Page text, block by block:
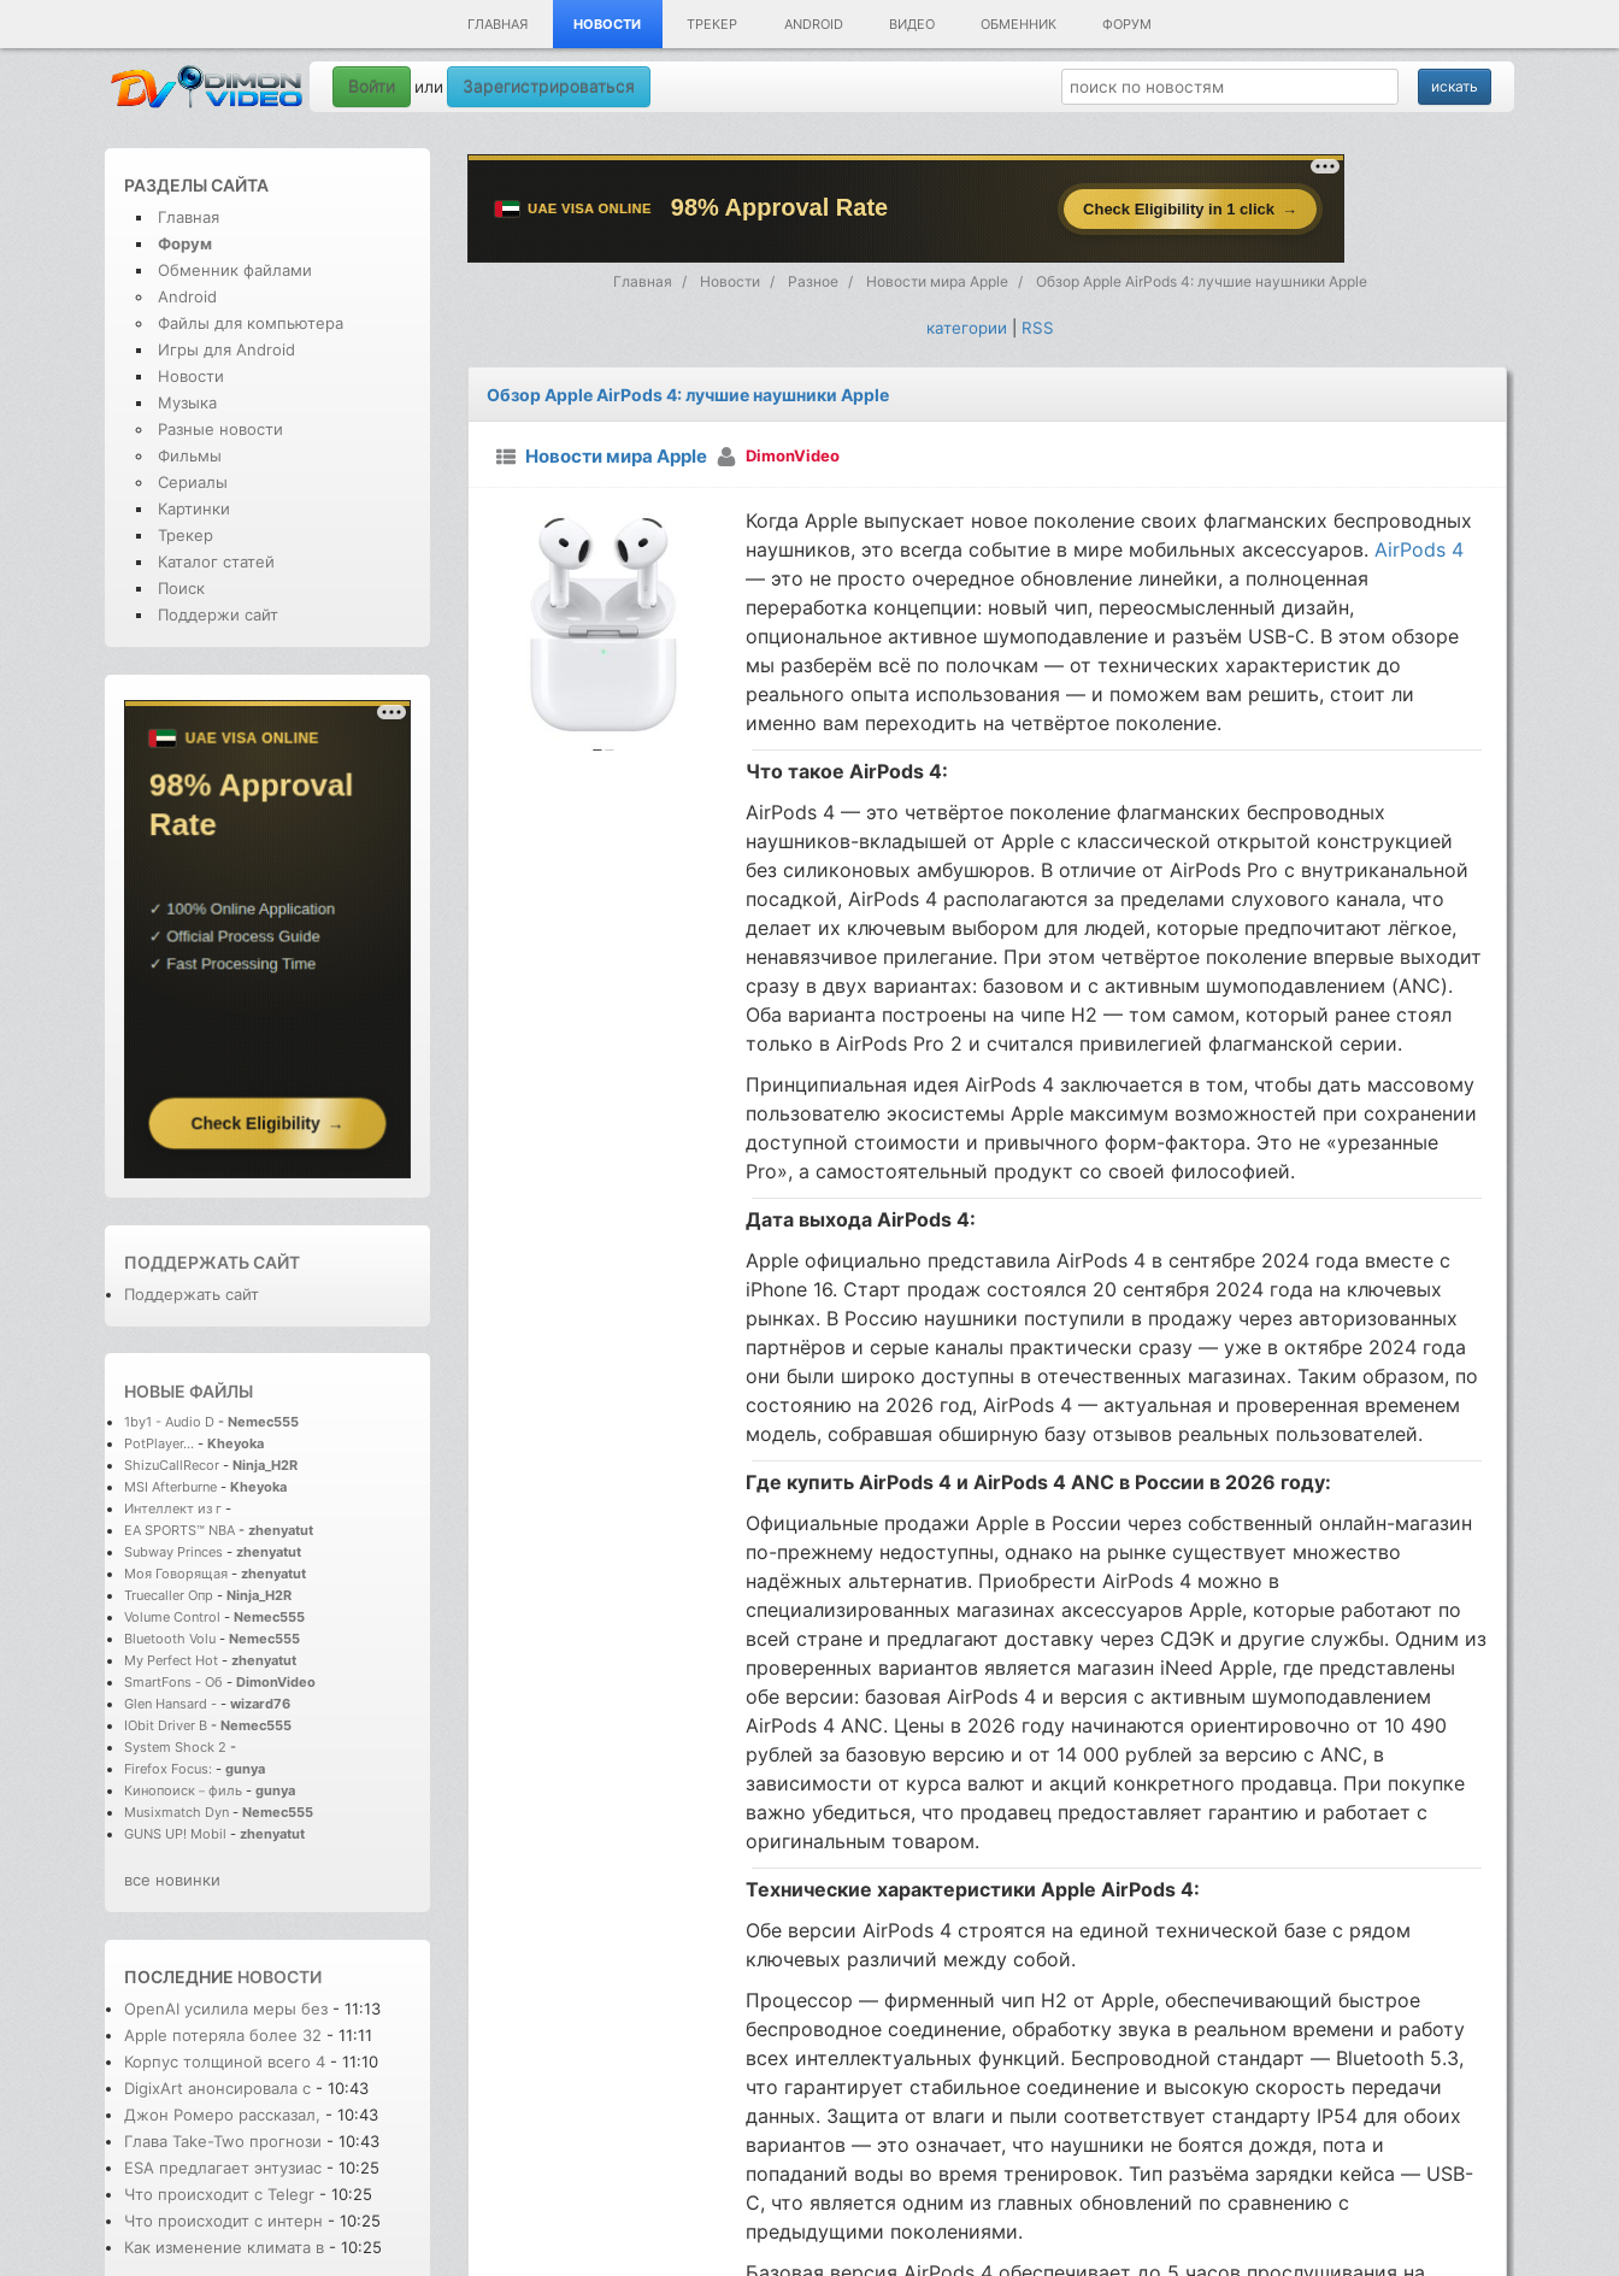
ГЛАВНАЯ НОВОСТИ ТРЕКЕР ANDROID ВИДЕО ОБМЕННИК ФОРУМ
Войти или Зарегистрироваться
РАЗДЕЛЫ САЙТА
Главная
Форум
Обменник файлами
Android
Файлы для компьютера
Игры для Android
Новости
Музыка
Разные новости
Фильмы
Сериалы
Картинки
Трекер
Каталог статей
Поиск
Поддержи сайт
ПОДДЕРЖАТЬ САЙТ
Поддержать сайт
НОВЫЕ ФАЙЛЫ
1by1 - Audio D - Nemec555
PotPlayer... - Kheyoka
ShizuCallRecor - Ninja_H2R
MSI Afterburne - Kheyoka
Интеллект из г -
EA SPORTS™ NBA - zhenyatut
Subway Princes - zhenyatut
Моя Говорящая - zhenyatut
Truecaller Опр - Ninja_H2R
Volume Control - Nemec555
Bluetooth Volu - Nemec555
My Perfect Hot - zhenyatut
SmartFons - Об - DimonVideo
Glen Hansard - - wizard76
IObit Driver B - Nemec555
System Shock 2 -
Firefox Focus: - gunya
Кинопоиск－филь - gunya
Musixmatch Dyn - Nemec555
GUNS UP! Mobil - zhenyatut
все новинки
ПОСЛЕДНИЕ НОВОСТИ
OpenAI усилила меры без - 11:13
Apple потеряла более 32 - 11:11
Корпус толщиной всего 4 - 11:10
DigixArt анонсировала с - 10:43
Джон Ромеро рассказал, - 10:43
Глава Take-Two прогнози - 10:43
ESA предлагает энтузиас - 10:25
Что происходит с Telegr - 10:25
Что происходит с интерн - 10:25
Как изменение климата в - 10:25
Главная Новости Разное Новости мира Apple Обзор Apple AirPods 4: лучшие наушники Apple
категории RSS
Обзор Apple AirPods 4: лучшие наушники Apple
Новости мира Apple DimonVideo
Когда Apple выпускает новое поколение своих флагманских беспроводных
наушников, это всегда событие в мире мобильных аксессуаров. AirPods 4
— это не просто очередное обновление линейки, а полноценная
переработка концепции: новый чип, переосмысленный дизайн,
опциональное активное шумоподавление и разъём USB-C. В этом обзоре
мы разберём всё по полочкам — от технических характеристик до
реального опыта использования — и поможем вам решить, стоит ли
именно вам переходить на четвёртое поколение.
Что такое AirPods 4:
AirPods 4 — это четвёртое поколение флагманских беспроводных
наушников-вкладышей от Apple с классической открытой конструкцией
без силиконовых амбушюров. В отличие от AirPods Pro с внутриканальной
посадкой, AirPods 4 располагаются за пределами слухового канала, что
делает их ключевым выбором для людей, которые предпочитают лёгкое,
ненавязчивое прилегание. При этом четвёртое поколение впервые выходит
сразу в двух вариантах: базовом и с активным шумоподавлением (ANC).
Оба варианта построены на чипе H2 — том самом, который ранее стоял
только в AirPods Pro 2 и считался привилегией флагманской серии.
Принципиальная идея AirPods 4 заключается в том, чтобы дать массовому
пользователю экосистемы Apple максимум возможностей при сохранении
доступной стоимости и привычного форм-фактора. Это не «урезанные
Pro», а самостоятельный продукт со своей философией.
Дата выхода AirPods 4:
Apple официально представила AirPods 4 в сентябре 2024 года вместе с
iPhone 16. Старт продаж состоялся 20 сентября 2024 года на ключевых
рынках. В Россию наушники поступили в продажу через авторизованных
партнёров и серые каналы практически сразу — уже в октябре 2024 года
они были широко доступны в отечественных магазинах. Таким образом, по
состоянию на 2026 год, AirPods 4 — актуальная и проверенная временем
модель, собравшая обширную базу отзывов реальных пользователей.
Где купить AirPods 4 и AirPods 4 ANC в России в 2026 году:
Официальные продажи Apple в России через собственный онлайн-магазин
по-прежнему недоступны, однако на рынке существует множество
надёжных альтернатив. Приобрести AirPods 4 можно в
специализированных магазинах аксессуаров Apple, которые работают по
всей стране и предлагают доставку через СДЭК и другие службы. Одним из
проверенных вариантов является магазин iNeed Apple, где представлены
обе версии: базовая AirPods 4 и версия с активным шумоподавлением
AirPods 4 ANC. Цены в 2026 году начинаются ориентировочно от 10 490
рублей за базовую версию и от 14 000 рублей за версию с ANC, в
зависимости от курса валют и акций конкретного продавца. При покупке
важно убедиться, что продавец предоставляет гарантию и работает с
оригинальным товаром.
Технические характеристики Apple AirPods 4:
Обе версии AirPods 4 строятся на единой технической базе с рядом
ключевых различий между собой.
Процессор — фирменный чип H2 от Apple, обеспечивающий быстрое
беспроводное соединение, обработку звука в реальном времени и работу
всех интеллектуальных функций. Беспроводной стандарт — Bluetooth 5.3,
что гарантирует стабильное соединение и высокую скорость передачи
данных. Защита от влаги и пыли соответствует стандарту IP54 для обоих
вариантов — это означает, что наушники не боятся дождя, пота и
попаданий воды во время тренировок. Тип разъёма зарядки кейса — USB-
C, что является одним из главных обновлений по сравнению с
предыдущими поколениями.